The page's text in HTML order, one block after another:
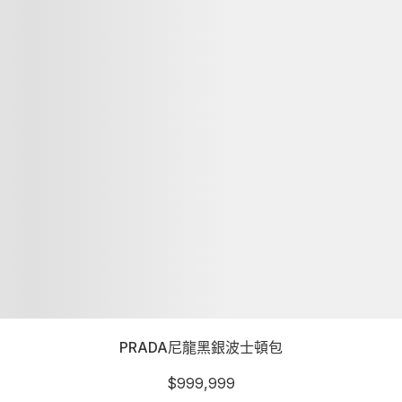
PRADA尼龍黑銀波士頓包
$999,999